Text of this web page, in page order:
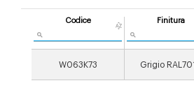
Codice Finitura
W063K73 Grigio